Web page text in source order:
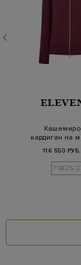
кардиган на
116 550 РУБ.
FW25/